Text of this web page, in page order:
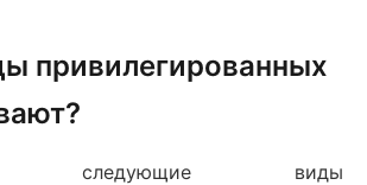
привилегированных
следующие виды